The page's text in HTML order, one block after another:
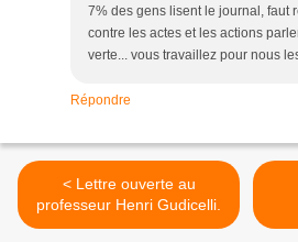
7% des gens lisent le journal, faut
contre les actes et les actions
verte... vous travaillez pour nous
Répondre
< Lettre ouverte au
professeur Henri Gudicelli.